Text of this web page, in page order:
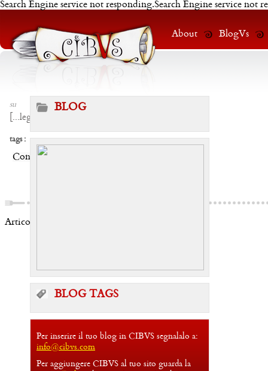
Search Engine service not responding.Search Engine service not
About BlogVs
su
...leggi
tags :
Condividi:
Articoli correlati:
BLOG
BLOG TAGS
Per inserire il tuo blog in CIBVS segnalalo a:
info@cibvs.com
Per aggiungere CIBVS al tuo sito guarda la